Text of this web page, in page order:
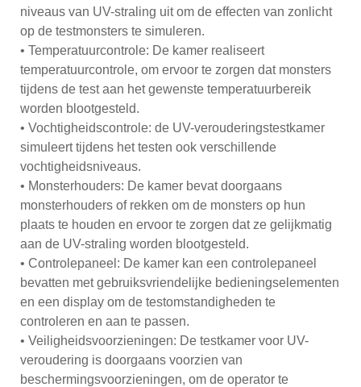
niveaus van UV-straling uit om de effecten van zonlicht
op de testmonsters te simuleren.
• Temperatuurcontrole: De kamer realiseert
temperatuurcontrole, om ervoor te zorgen dat monsters
tijdens de test aan het gewenste temperatuurbereik
worden blootgesteld.
• Vochtigheidscontrole: de UV-verouderingstestkamer
simuleert tijdens het testen ook verschillende
vochtigheidsniveaus.
• Monsterhouders: De kamer bevat doorgaans
monsterhouders of rekken om de monsters op hun
plaats te houden en ervoor te zorgen dat ze gelijkmatig
aan de UV-straling worden blootgesteld.
• Controlepaneel: De kamer kan een controlepaneel
bevatten met gebruiksvriendelijke bedieningselementen
en een display om de testomstandigheden te
controleren en aan te passen.
• Veiligheidsvoorzieningen: De testkamer voor UV-
veroudering is doorgaans voorzien van
beschermingsvoorzieningen, om de operator te